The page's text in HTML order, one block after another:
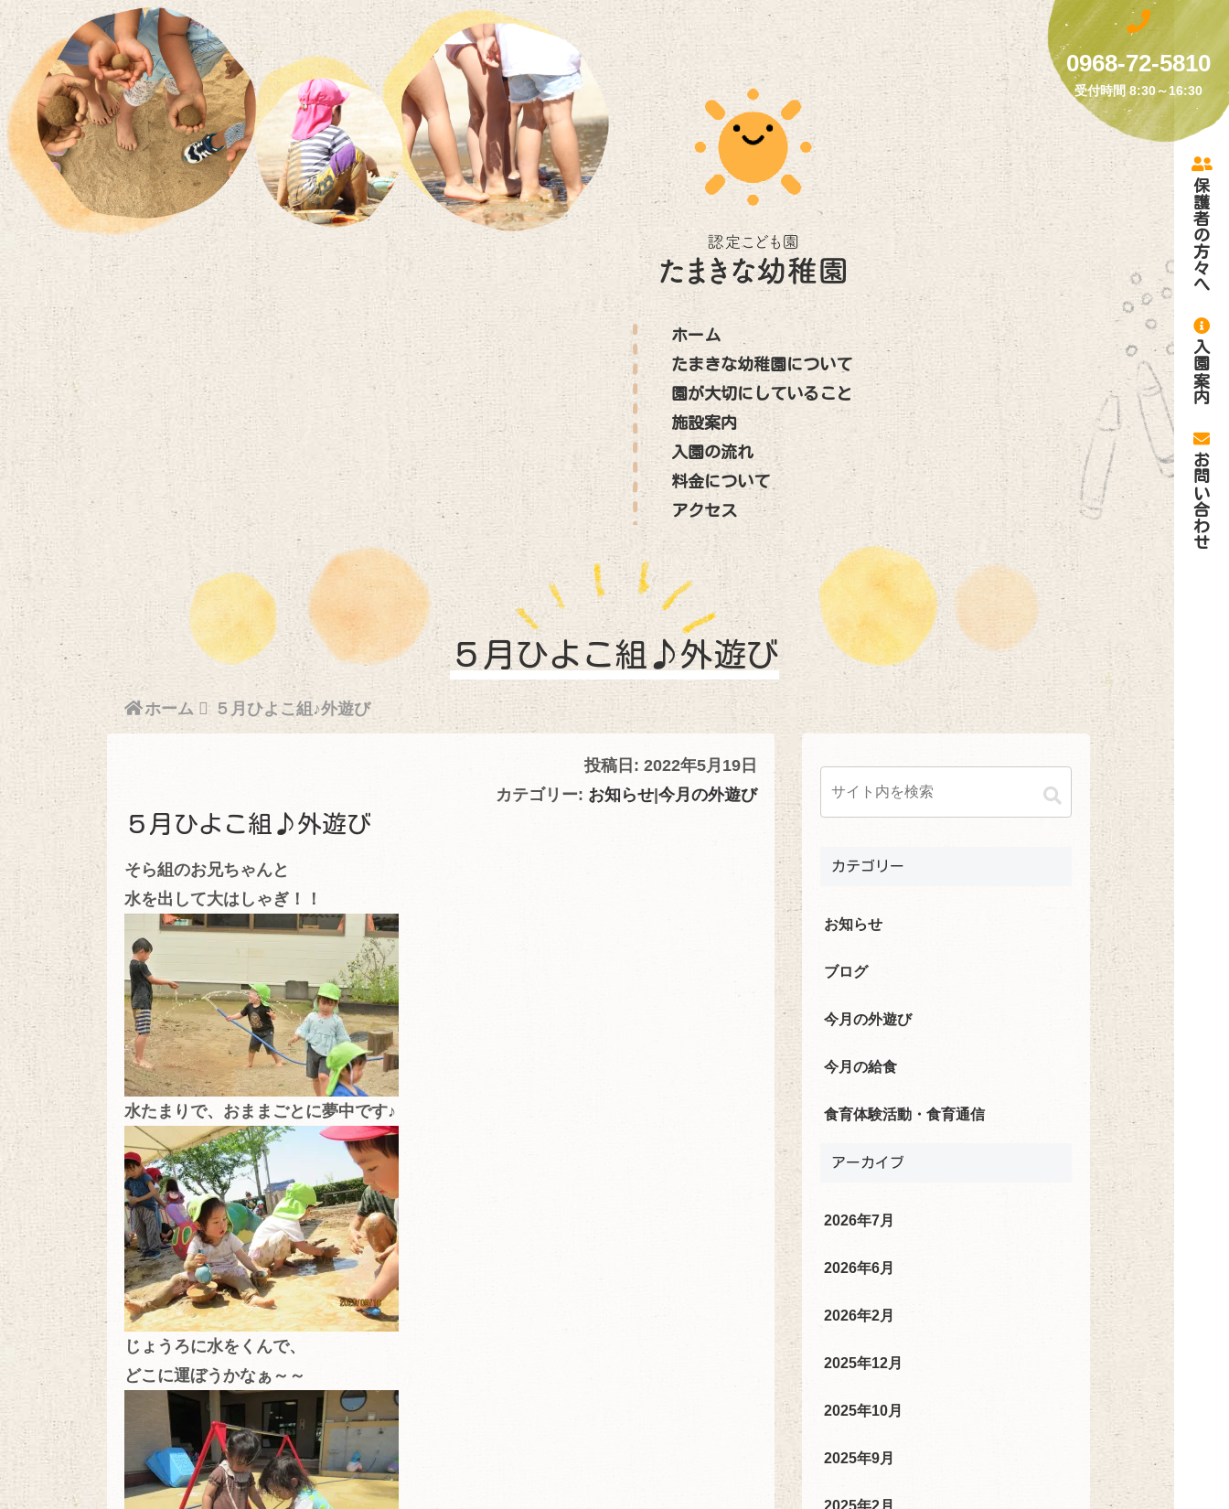
0968-72-5810
受付時間 8:30～16:30
保護者の方々へ
入園案内
お問い合わせ
ホーム
たまきな幼稚園について
園が大切にしていること
施設案内
入園の流れ
料金について
アクセス
５月ひよこ組♪外遊び
ホーム ５月ひよこ組♪外遊び
投稿日: 2022年5月19日
カテゴリー: お知らせ|今月の外遊び
５月ひよこ組♪外遊び
そら組のお兄ちゃんと
水を出して大はしゃぎ！！
水たまりで、おままごとに夢中です♪
じょうろに水をくんで、
どこに運ぼうかなぁ～～
カテゴリー
お知らせ
ブログ
今月の外遊び
今月の給食
食育体験活動・食育通信
アーカイブ
2026年7月
2026年6月
2026年2月
2025年12月
2025年10月
2025年9月
2025年2月